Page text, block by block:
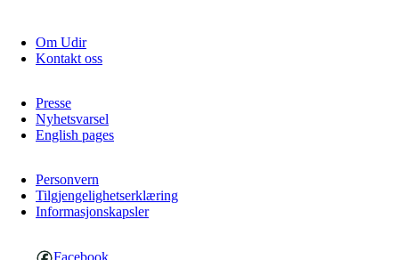
Om Udir
Kontakt oss
Presse
Nyhetsvarsel
English pages
Personvern
Tilgjengelighetserklæring
Informasjonskapsler